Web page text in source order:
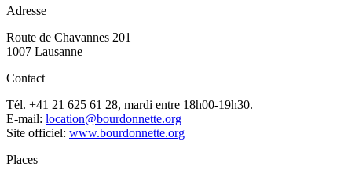
Adresse
Route de Chavannes 201
1007 Lausanne
Contact
Tél. +41 21 625 61 28, mardi entre 18h00-19h30.
E-mail: location@bourdonnette.org
Site officiel: www.bourdonnette.org
Places